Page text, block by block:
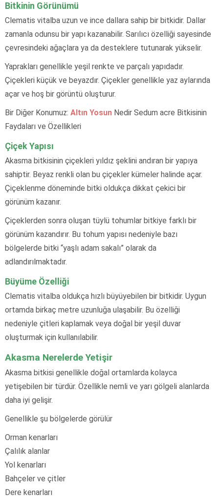
Bitkinin Görünümü
Clematis vitalba uzun ve ince dallara sahip bir bitkidir. Dallar
zamanla odunsu bir yapı kazanabilir. Sarılıcı özelliği sayesinde
çevresindeki ağaçlara ya da desteklere tutunarak yükselir.
Yaprakları genellikle yeşil renkte ve parçalı yapıdadır.
Çiçekleri küçük ve beyazdır. Çiçekler genellikle yaz aylarında
açar ve hoş bir görüntü oluşturur.
Bir Diğer Konumuz: Altın Yosun Nedir Sedum acre Bitkisinin
Faydaları ve Özellikleri
Çiçek Yapısı
Akasma bitkisinin çiçekleri yıldız şeklini andıran bir yapıya
sahiptir. Beyaz renkli olan bu çiçekler kümeler halinde açar.
Çiçeklenme döneminde bitki oldukça dikkat çekici bir
görünüm kazanır.
Çiçeklerden sonra oluşan tüylü tohumlar bitkiye farklı bir
görünüm kazandırır. Bu tohum yapısı nedeniyle bazı
bölgelerde bitki “yaşlı adam sakalı” olarak da
adlandırılmaktadır.
Büyüme Özelliği
Clematis vitalba oldukça hızlı büyüyebilen bir bitkidir. Uygun
ortamda birkaç metre uzunluğa ulaşabilir. Bu özelliği
nedeniyle çitleri kaplamak veya doğal bir yeşil duvar
oluşturmak için kullanılabilir.
Akasma Nerelerde Yetişir
Akasma bitkisi genellikle doğal ortamlarda kolayca
yetişebilen bir türdür. Özellikle nemli ve yarı gölgeli alanlarda
daha iyi gelişir.
Genellikle şu bölgelerde görülür
Orman kenarları
Çalılık alanlar
Yol kenarları
Bahçeler ve çitler
Dere kenarları